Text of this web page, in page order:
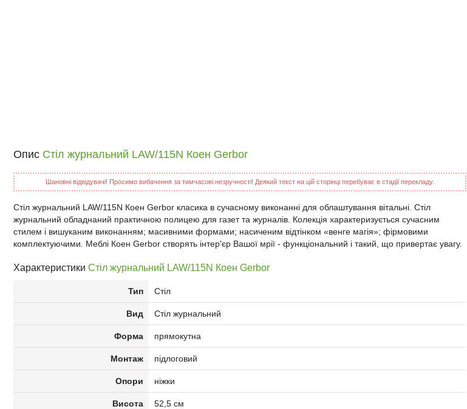
Опис Стіл журнальний LAW/115N Коен Gerbor
Шановні відвідувачі! Просимо вибачення за тимчасові незручності! Деякий текст на цій сторінці перебуває в стадії перекладу.
Стіл журнальний LAW/115N Коен Gerbor класика в сучасному виконанні для облаштування вітальні. Стіл
журнальний обладнаний практичною полицею для газет та журналів. Колекція характеризується сучасним
стилем і вишуканим виконанням; масивними формами; насиченим відтінком «венге магія»; фірмовими
комплектуючими. Меблі Коен Gerbor створять інтер'єр Вашої мрії - функціональний і такий, що привертає увагу.
Характеристики Стіл журнальний LAW/115N Коен Gerbor
Тип Стіл
Вид Стіл журнальний
Форма прямокутна
Монтаж підлоговий
Опори ніжки
Висота 52,5 см